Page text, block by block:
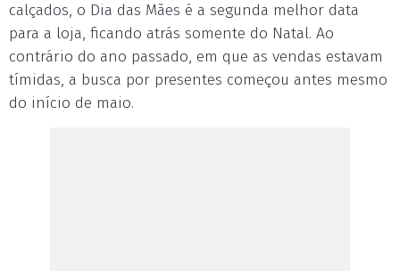
calçados, o Dia das Mães é a segunda melhor data
para a loja, ficando atrás somente do Natal. Ao
contrário do ano passado, em que as vendas estavam
tímidas, a busca por presentes começou antes mesmo
do início de maio.